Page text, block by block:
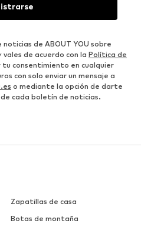
de ABOUT YOU sobre
de acuerdo con la Política de
tu consentimiento en cualquier
con solo enviar un mensaje a
o mediante la opción de darte
cada boletín de noticias.
Zapatillas de casa
Botas de montaña